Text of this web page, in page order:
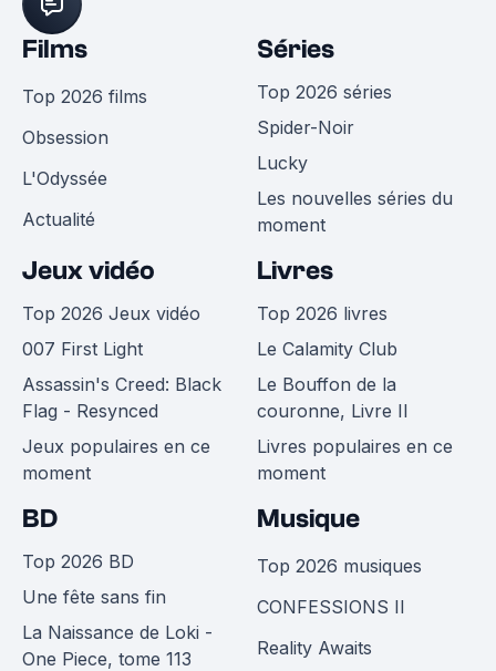
Films
Top 2026 films
Obsession
L'Odyssée
Actualité
Séries
Top 2026 séries
Spider-Noir
Lucky
Les nouvelles séries du
moment
Jeux vidéo
Top 2026 Jeux vidéo
007 First Light
Assassin's Creed: Black
Flag - Resynced
Jeux populaires en ce
moment
Livres
Top 2026 livres
Le Calamity Club
Le Bouffon de la
couronne, Livre II
Livres populaires en ce
moment
BD
Top 2026 BD
Une fête sans fin
La Naissance de Loki -
One Piece, tome 113
Musique
Top 2026 musiques
CONFESSIONS II
Reality Awaits